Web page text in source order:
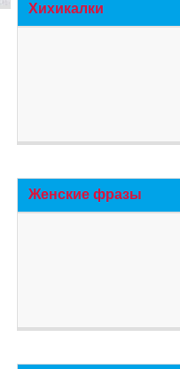
Хихикалки
Женские фразы